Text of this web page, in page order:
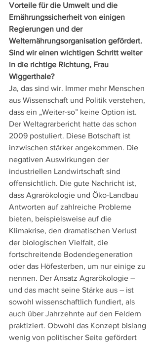
Vorteile für die Umwelt und die
Ernährungssicherheit von einigen
Regierungen und der
Welternährungsorganisation gefördert.
Sind wir einen wichtigen Schritt weiter
in die richtige Richtung, Frau
Wiggerthale?
Ja, das sind wir. Immer mehr Menschen
aus Wissenschaft und Politik verstehen,
dass ein „Weiter-so” keine Option ist.
Der Weltagrarbericht hatte das schon
2009 postuliert. Diese Botschaft ist
inzwischen stärker angekommen. Die
negativen Auswirkungen der
industriellen Landwirtschaft sind
offensichtlich. Die gute Nachricht ist,
dass Agrarökologie und Öko-Landbau
Antworten auf zahlreiche Probleme
bieten, beispielsweise auf die
Klimakrise, den dramatischen Verlust
der biologischen Vielfalt, die
fortschreitende Bodendegeneration
oder das Höfesterben, um nur einige zu
nennen. Der Ansatz Agrarökologie ­­–
und das macht seine Stärke aus – ist
sowohl wissenschaftlich fundiert, als
auch über Jahrzehnte auf den Feldern
praktiziert. Obwohl das Konzept bislang
wenig von politischer Seite gefördert